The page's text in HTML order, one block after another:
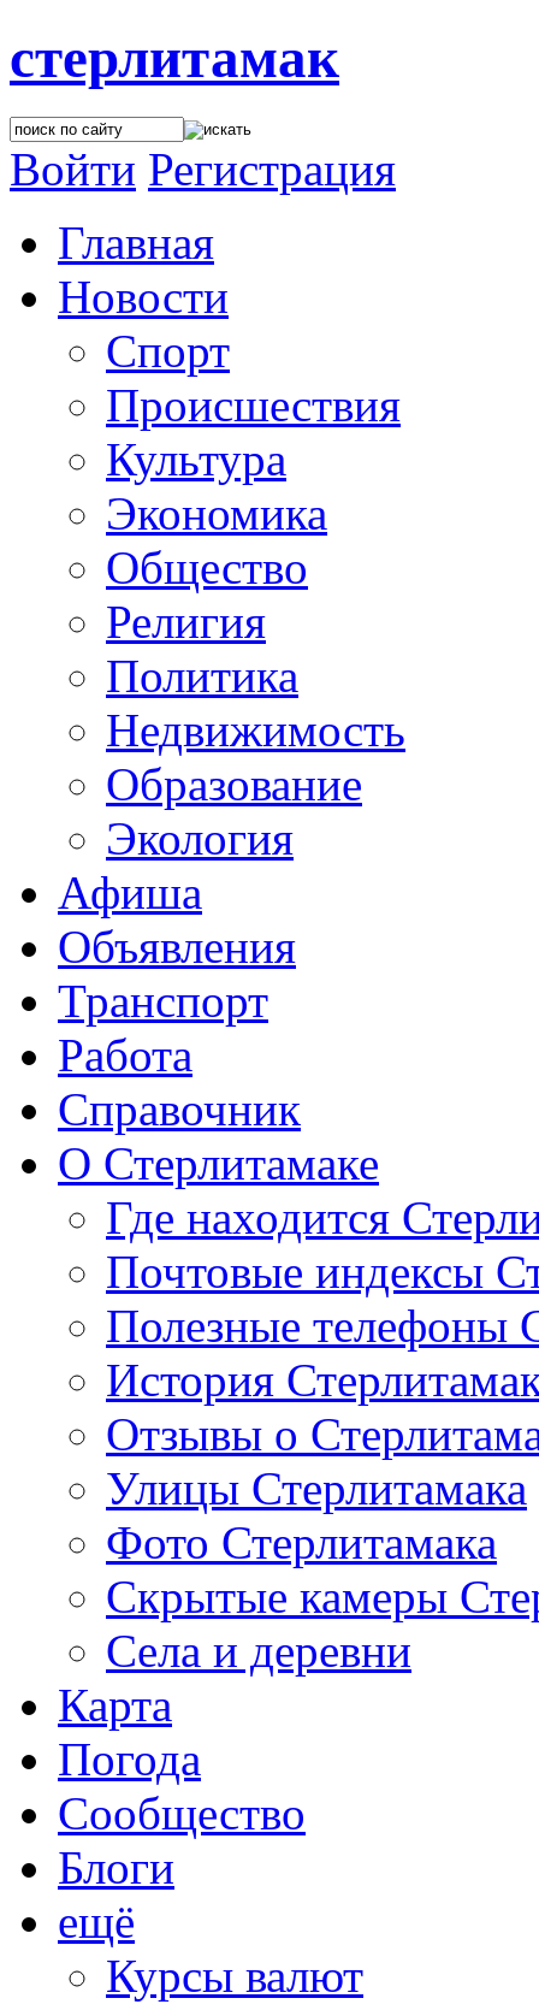
стерлитамак
Войти Регистрация
Главная
Новости
Спорт
Происшествия
Культура
Экономика
Общество
Религия
Политика
Недвижимость
Образование
Экология
Афиша
Объявления
Транспорт
Работа
Справочник
О Стерлитамаке
Где находится
Почтовые индексы
Полезные телефоны
История
Отзывы о
Улицы Стерлитамака
Фото Стерлитамака
Скрытые камеры
Села и деревни
Карта
Погода
Сообщество
Блоги
ещё
Курсы валют